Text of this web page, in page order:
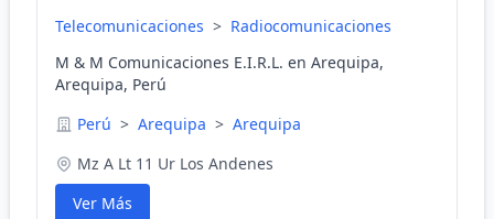
Telecomunicaciones > Radiocomunicaciones
M & M Comunicaciones E.I.R.L. en Arequipa,
Arequipa, Perú
Perú > Arequipa > Arequipa
Mz A Lt 11 Ur Los Andenes
Ver Más